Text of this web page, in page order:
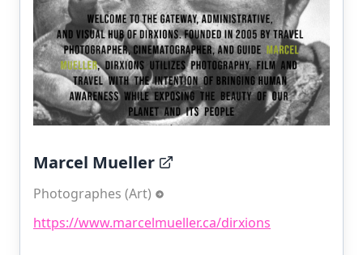
Marcel Mueller
Photographes (Art)
https://www.marcelmueller.ca/dirxions